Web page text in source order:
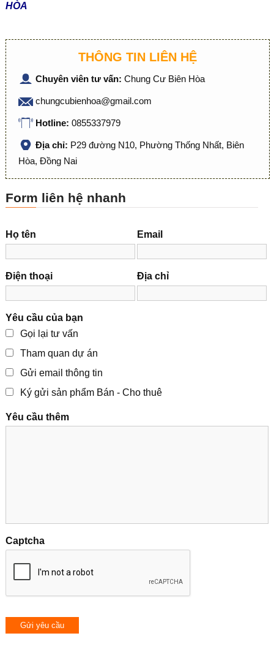
HÒA
THÔNG TIN LIÊN HỆ
Chuyên viên tư vấn: Chung Cư Biên Hòa
chungcubienhoa@gmail.com
Hotline: 0855337979
Địa chỉ: P29 đường N10, Phường Thống Nhất, Biên
Hòa, Đồng Nai
Form liên hệ nhanh
Họ tên Email
Điện thoại Địa chỉ
Yêu cầu của bạn
Gọi lại tư vấn
Tham quan dự án
Gửi email thông tin
Ký gửi sản phẩm Bán - Cho thuê
Yêu cầu thêm
Captcha